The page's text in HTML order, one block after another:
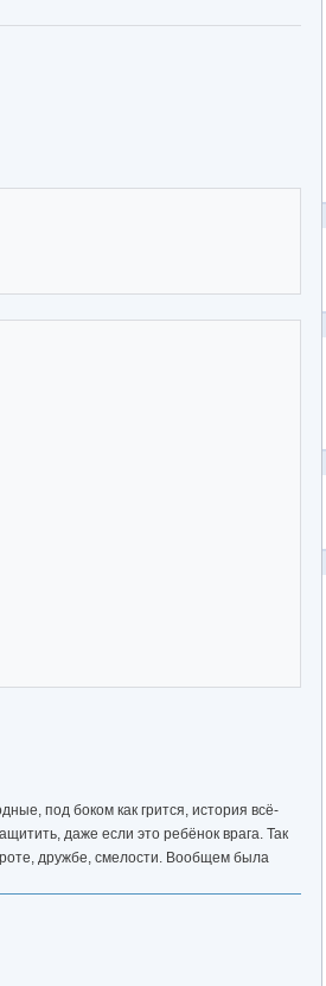
под боком как грится, история всё-
даже если это ребёнок врага. Так
дружбе, смелости. Вообщем была